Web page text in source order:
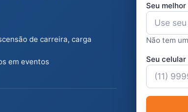
de carreira, carga
em eventos
Seu
Não tem
Seu celular